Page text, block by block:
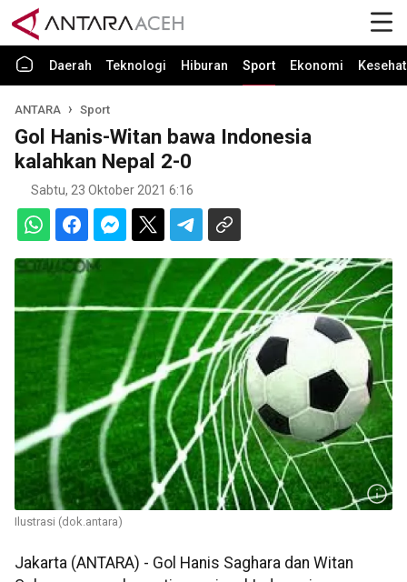
Daerah Teknologi Hiburan Sport Ekonomi
ANTARA Sport
Gol Hanis-Witan bawa Indonesia
kalahkan Nepal 2-0
Sabtu, 23 Oktober 2021 6:16
Ilustrasi (dok.antara)
Jakarta (ANTARA) - Gol Hanis Saghara dan Witan